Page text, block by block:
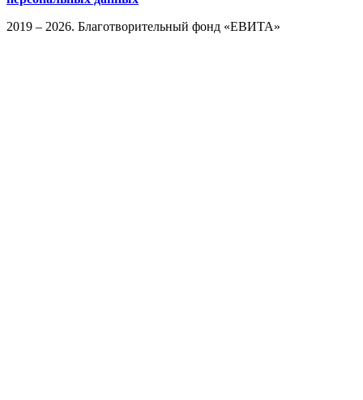
2019 – 2026. Благотворительный фонд «ЕВИТА»